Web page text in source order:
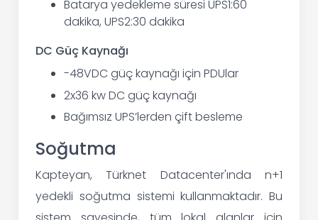
Batarya yedekleme süresi UPS1:60
dakika, UPS2:30 dakika
DC Güç Kaynağı
-48VDC güç kaynağı için PDUlar
2x36 kw DC güç kaynağı
Bağımsız UPS’lerden çift besleme
Soğutma
Kapteyan, Türknet Datacenter'ında n+1
yedekli soğutma sistemi kullanmaktadır. Bu